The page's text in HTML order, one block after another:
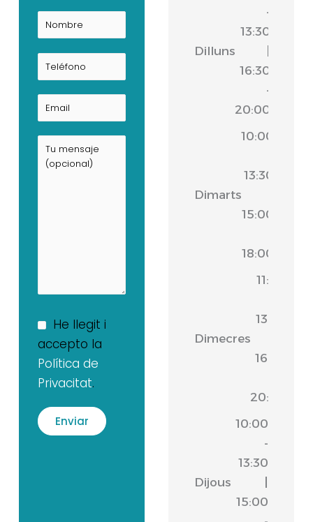
He llegit i
accepto la
Política de
Privacitat.
Dilluns
-
13:30
16:30
-
20:00
Dimarts
10:00
13:30
15:00
18:00
Dimecres
11:00
13:30
16:30
20:00
Dijous
10:00
-
13:30
15:00